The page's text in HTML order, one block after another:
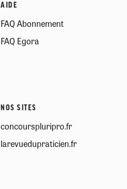
AIDE
FAQ Abonnement
FAQ Egora
NOS SITES
concourspluripro.fr
larevuedupraticien.fr